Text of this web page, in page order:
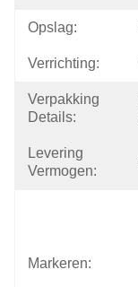
Opslag:
Verrichting:
Verpakking
Details:
Levering
Vermogen:
Markeren: